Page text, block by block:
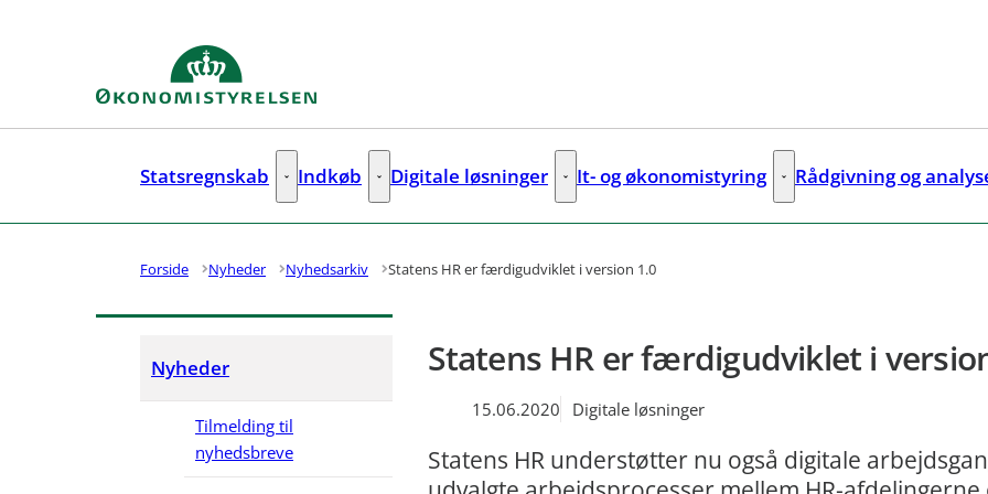
Statsregnskab Statsregnskab - Flere links
Indkøb Indkøb - Flere links
Digitale løsninger Digitale løsninger - Flere links
It- og økonomistyring It- og økonomistyring - Flere
Rådgivning og
Forside Nyheder Nyhedsarkiv Statens HR er færdigudviklet i version 1.0
Nyheder
Tilmelding til
nyhedsbreve
Statens HR er færdigudviklet i
15.06.2020 Digitale løsninger
Statens HR understøtter nu også digitale